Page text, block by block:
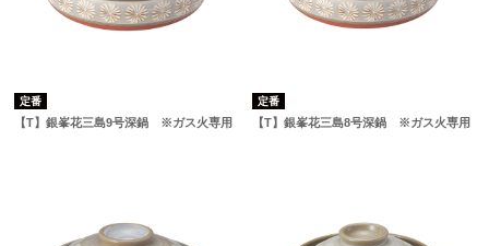
定番
【T】銀峯花三島9号深鍋 ※ガス火専用
定番
【T】銀峯花三島8号深鍋 ※ガス火専用